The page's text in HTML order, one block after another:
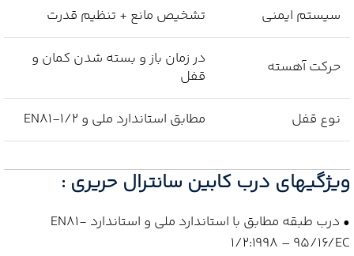
سیستم ایمنی تشخیص مانع + تنظیم قدرت
حرکت آهسته
در زمان باز و بسته شدن کمان و
قفل
نوع قفل مطابق استاندارد ملی و EN81-1/2
ویژگیهای درب کابین سانترال حریری :
• درب طبقه مطابق با استاندارد ملی و استاندارد EN81-
1/2:1998 – 95/16/EC